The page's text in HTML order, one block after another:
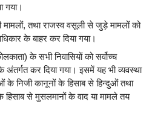
गया।
तथा राजस्व वसूली से जुड़े मामलों को
के बाहर कर दिया गया।
के सभी निवासियों को सर्वोच्च
अंतर्गत कर दिया गया। इसमें यह भी व्यवस्था
के निजी कानूनों के हिसाब से हिन्दुओं तथा
से मुसलमानों के वाद या मामले तय